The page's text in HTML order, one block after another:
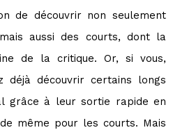
aussi des courts, dont la
de la critique. Or, si vous,
déjà découvrir certains longs
grâce à leur sortie rapide en
même pour les courts. Mais